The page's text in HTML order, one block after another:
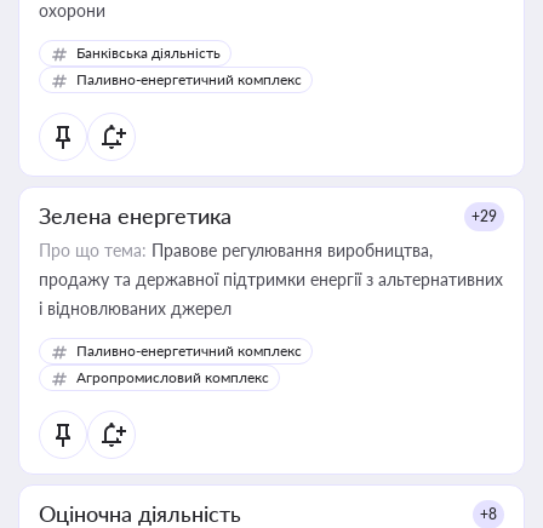
охорони
Банківська діяльність
Паливно-енергетичний комплекс
Зелена енергетика +29
Про що тема: Правове регулювання виробництва,
продажу та державної підтримки енергії з альтернативних
і відновлюваних джерел
Паливно-енергетичний комплекс
Агропромисловий комплекс
Оціночна діяльність +8